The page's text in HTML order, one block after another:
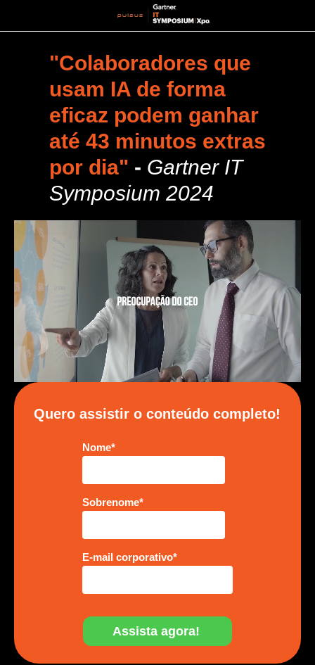
"Colaboradores que
usam IA de forma
eficaz podem ganhar
até 43 minutos extras
por dia" - Gartner IT
Symposium 2024
Quero assistir o conteúdo completo!
Nome*
Sobrenome*
E-mail corporativo*